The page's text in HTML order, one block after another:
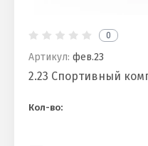
0
Артикул: фев.23
2.23 Спортивный
Кол-во: